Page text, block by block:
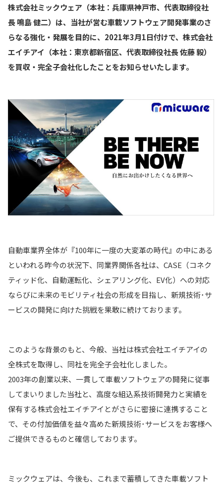
株式会社ミックウェア（本社：兵庫県神戸市、代表取締役社
長 鳴島 健二）は、当社が営む車載ソフトウェア開発事業のさ
らなる強化・発展を目的に、2021年3月1日付けで、株式会社
エイチアイ（本社：東京都新宿区、代表取締役社長 佐藤 毅）
を買収・完全子会社化したことをお知らせいたします。
自動車業界全体が『100年に一度の大変革の時代』の中にある
といわれる昨今の状況下、同業界関係各社は、CASE（コネク
ティッド化、自動運転化、シェアリング化、EV化）への対応
ならびに未来のモビリティ社会の形成を目指し、新規技術･サ
ービスの開発に向けた挑戦を果敢に続けております。
このような背景のもと、今般、当社は株式会社エイチアイの
全株式を取得し、同社を完全子会社化しました。
2003年の創業以来、一貫して車載ソフトウェアの開発に従事
してまいりました当社と、高度な組込系技術開発力と実績を
保有する株式会社エイチアイとがさらに密接に連携すること
で、その付加価値を益々高めた新規技術･サービスをお客様へ
ご提供できるものと確信しております。
ミックウェアは、今後も、これまで蓄積してきた車載ソフト